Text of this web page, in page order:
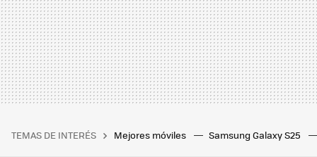
TEMAS DE INTERÉS Mejores móviles Samsung Galaxy S25